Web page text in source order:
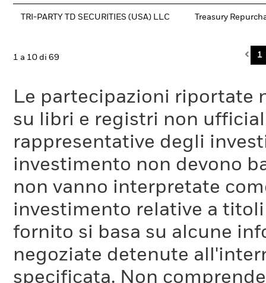
TRI-PARTY TD SECURITIES (USA) LLC Treasury
1 a 10 di 69 1
Le partecipazioni riportate
su libri e registri non
rappresentative degli
investimento non devono
non vanno interpretate
investimento relative a
fornito si basa su alcune
negoziate detenute
specificata. Non